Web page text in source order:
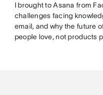
I brought to Asana from
challenges facing
email, and why the future
people love, not products